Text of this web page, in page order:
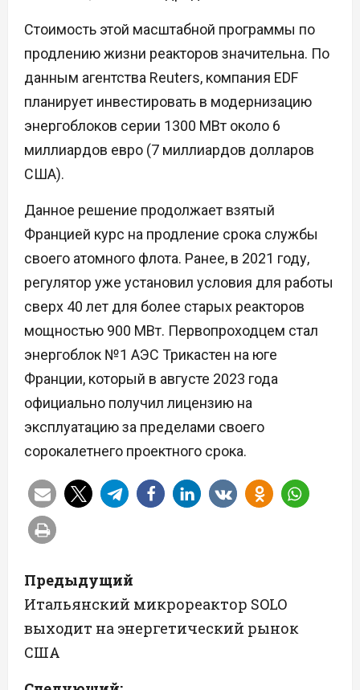
Стоимость этой масштабной программы по
продлению жизни реакторов значительна. По
данным агентства Reuters, компания EDF
планирует инвестировать в модернизацию
энергоблоков серии 1300 МВт около 6
миллиардов евро (7 миллиардов долларов
США).
Данное решение продолжает взятый
Францией курс на продление срока службы
своего атомного флота. Ранее, в 2021 году,
регулятор уже установил условия для работы
сверх 40 лет для более старых реакторов
мощностью 900 МВт. Первопроходцем стал
энергоблок №1 АЭС Трикастен на юге
Франции, который в августе 2023 года
официально получил лицензию на
эксплуатацию за пределами своего
сорокалетнего проектного срока.
Н
а
в
Предыдущий
Итальянский микрореактор SOLO
выходит на энергетический рынок
США